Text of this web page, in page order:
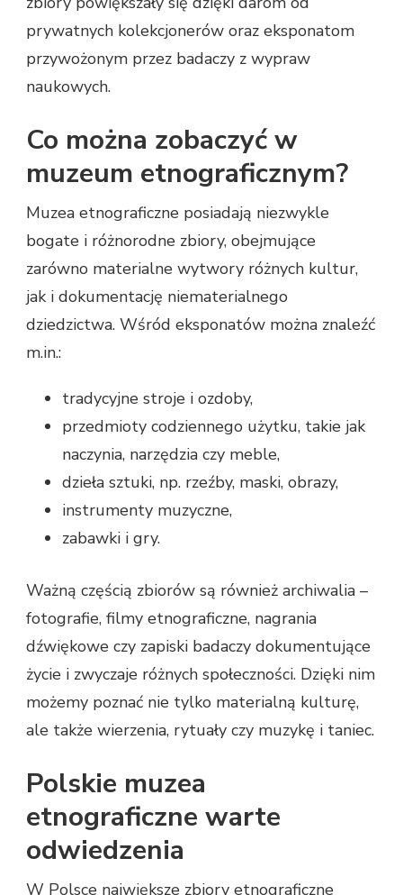
prywatnych kolekcjonerów oraz eksponatom
przywożonym przez badaczy z wypraw
naukowych.
Co można zobaczyć w
muzeum etnograficznym?
Muzea etnograficzne posiadają niezwykle
bogate i różnorodne zbiory, obejmujące
zarówno materialne wytwory różnych kultur,
jak i dokumentację niematerialnego
dziedzictwa. Wśród eksponatów można znaleźć
m.in.:
tradycyjne stroje i ozdoby,
przedmioty codziennego użytku, takie jak
naczynia, narzędzia czy meble,
dzieła sztuki, np. rzeźby, maski, obrazy,
instrumenty muzyczne,
zabawki i gry.
Ważną częścią zbiorów są również archiwalia –
fotografie, filmy etnograficzne, nagrania
dźwiękowe czy zapiski badaczy dokumentujące
życie i zwyczaje różnych społeczności. Dzięki nim
możemy poznać nie tylko materialną kulturę,
ale także wierzenia, rytuały czy muzykę i taniec.
Polskie muzea
etnograficzne warte
odwiedzenia
W Polsce największe zbiory etnograficzne